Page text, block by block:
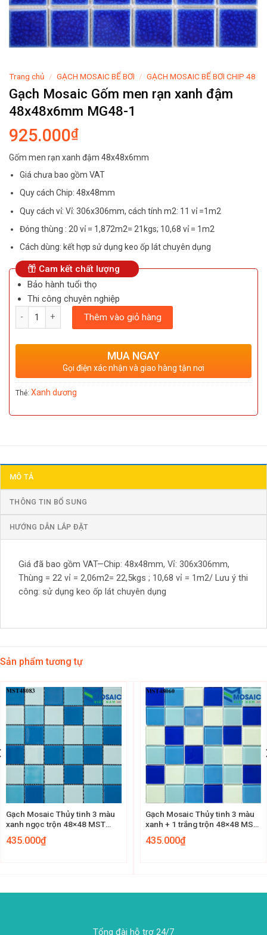
Trang chủ / GẠCH MOSAIC BỂ BƠI / GẠCH MOSAIC BỂ BƠI CHIP 48
Gạch Mosaic Gốm men rạn xanh đậm
48x48x6mm MG48-1
925.000₫
Gốm men rạn xanh đậm 48x48x6mm
Giá chưa bao gồm VAT
Quy cách Chip: 48x48mm
Quy cách vỉ: Vỉ: 306x306mm, cách tính m2: 11 vỉ =1m2
Đóng thùng : 20 vỉ = 1,872m2= 21kgs; 10,68 vỉ = 1m2
Cách dùng: kết hợp sử dụng keo ốp lát chuyên dụng
Cam kết chất lượng
Bảo hành tuổi thọ
Thi công chuyên nghiệp
Số lượng
Thêm vào giỏ hàng
MUA NGAY
Gọi điện xác nhận và giao hàng tận nơi
Thẻ: Xanh dương
MÔ TẢ
THÔNG TIN BỔ SUNG
HƯỚNG DẪN LẮP ĐẶT
Giá đã bao gồm VAT—Chip: 48x48mm, Vỉ: 306x306mm,
Thùng = 22 vỉ = 2,06m2= 22,5kgs ; 10,68 vỉ = 1m2/ Lưu ý thi
công: sử dụng keo ốp lát chuyên dụng
Sản phẩm tương tự
Gạch Mosaic Thủy tinh 3 màu
xanh ngọc trộn 48×48 MST
48083
435.000₫
Gạch Mosaic Thủy tinh 3 màu
xanh + 1 trắng trộn 48×48 MST
48060
435.000₫
Tổng đài hỗ trợ 24/7